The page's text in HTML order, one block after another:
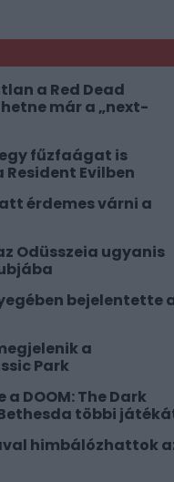
a Red Dead
már a „next-
fűzfaágat is
Evilben
érdemes várni a
Odüsszeia ugyanis
bejelentette
a
Park
DOOM: The Dark
Bethesda többi
himbálózhattok